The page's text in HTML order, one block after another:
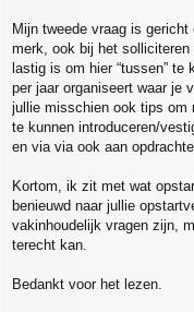
Mijn tweede vraag is
merk, ook bij het
lastig is om hier “tussen”
per jaar organiseert waar je
jullie misschien ook tips om
te kunnen introduceren/
en via via ook aan
Kortom, ik zit met wat
benieuwd naar jullie
vakinhoudelijk vragen zijn,
terecht kan.
Bedankt voor het lezen.